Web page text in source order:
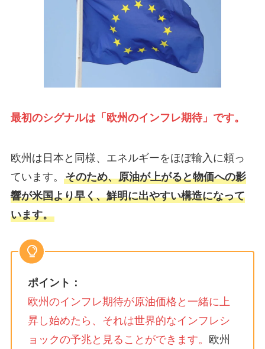
最初のシグナルは「欧州のインフレ期待」です。
欧州は日本と同様、エネルギーをほぼ輸入に頼っ
ています。 そのため、原油が上がると物価への影
響が米国より早く、鮮明に出やすい構造になって
います。
ポイント：
欧州のインフレ期待が原油価格と一緒に上
昇し始めたら、それは世界的なインフレシ
ョックの予兆と見ることができます。 欧州